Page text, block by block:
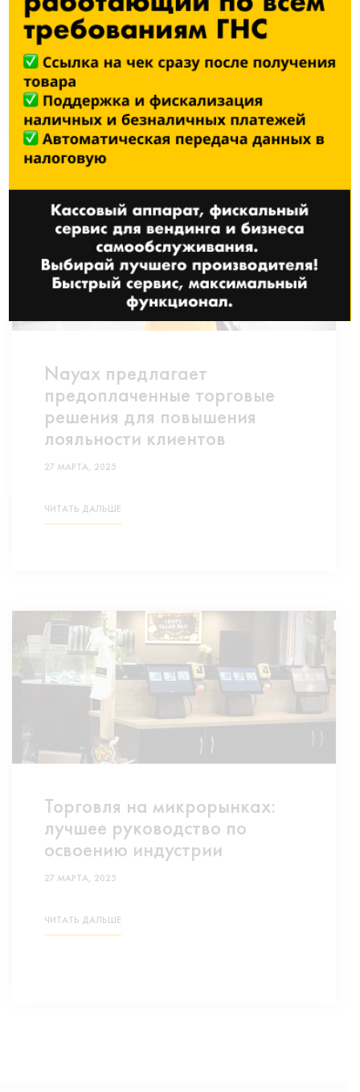
рост продаж
27 МАРТА, 2025
ЧИТАТЬ ДАЛЬШЕ
Nayax предлагает
предоплаченные торговые
решения для повышения
лояльности клиентов
27 МАРТА, 2025
ЧИТАТЬ ДАЛЬШЕ
Торговля на микрорынках:
лучшее руководство по
освоению индустрии
27 МАРТА, 2025
ЧИТАТЬ ДАЛЬШЕ